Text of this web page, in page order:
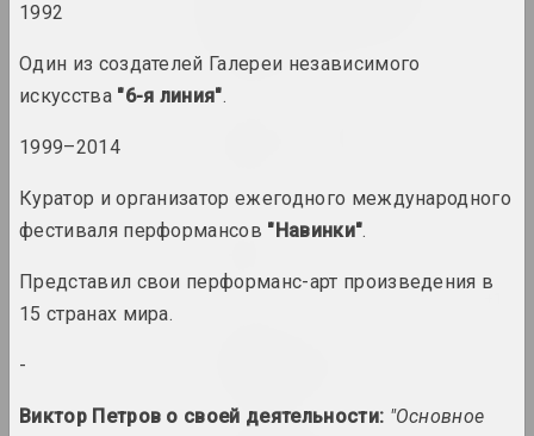
публикация
Статус, Алла Савошевич
публикация
1992
Один из создателей Галереи независимого
искусства "6-я линия".
1999–2014
Куратор и организатор ежегодного международного
фестиваля перформансов "Навинки".
Представил свои перформанс-арт произведения в
15 странах мира.
-
Виктор Петров о своей деятельности: "Основное